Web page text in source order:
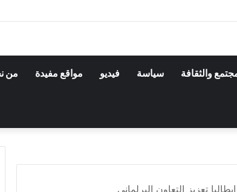
والثقافة سياسة فيديو مواقع مفيدة من
تعزيز التعاون البرلماني